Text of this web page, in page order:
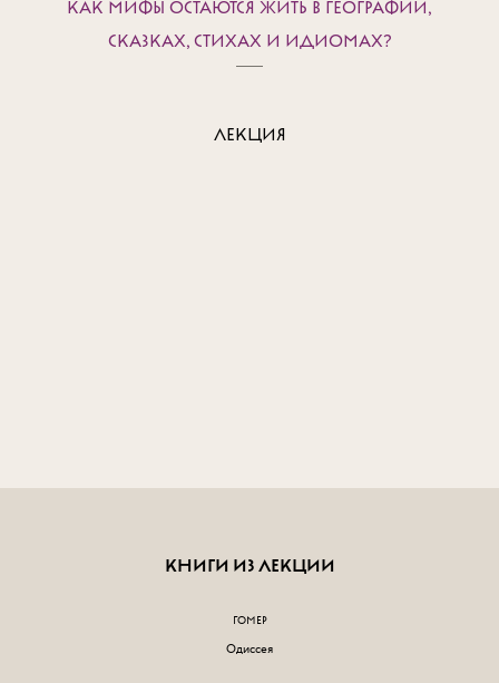
КАК МИФЫ ОСТАЮТСЯ ЖИТЬ В ГЕОГРАФИИ,
СКАЗКАХ, СТИХАХ И ИДИОМАХ?
ЛЕКЦИЯ
КНИГИ ИЗ ЛЕКЦИИ
ГОМЕР
Одиссея